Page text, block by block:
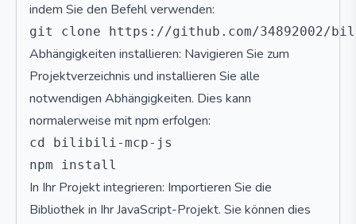
indem Sie den Befehl verwenden:
Abhängigkeiten installieren: Navigieren Sie zum
Projektverzeichnis und installieren Sie alle
notwendigen Abhängigkeiten. Dies kann
normalerweise mit npm erfolgen:
cd bilibili-mcp-js
In Ihr Projekt integrieren: Importieren Sie die
Bibliothek in Ihr JavaScript-Projekt. Sie können dies